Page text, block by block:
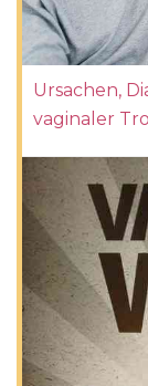
Ursachen,
vaginaler